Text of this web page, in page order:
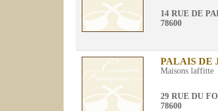
14 RUE DE
78600
PALAIS DE
Maisons laffitte
29 RUE DU
78600